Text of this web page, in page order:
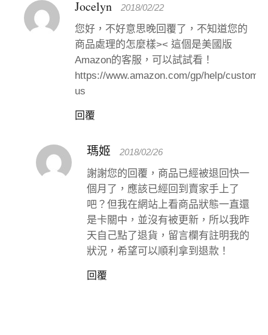
Jocelyn 2018/02/22
您好，不好意思晚回覆了，不知道您的
商品處理的怎麼樣>< 這個是美國版
Amazon的客服，可以試試看！
https://www.amazon.com/gp/help/
us
回覆
瑪姬 2018/02/26
謝謝您的回覆，商品已經被退回快一
個月了，應該已經回到賣家手上了
吧？但我在網站上看商品狀態一直還
是卡關中，並沒有被更新，所以我昨
天自己點了退貨，留言欄有註明我的
狀況，希望可以順利拿到退款！
回覆